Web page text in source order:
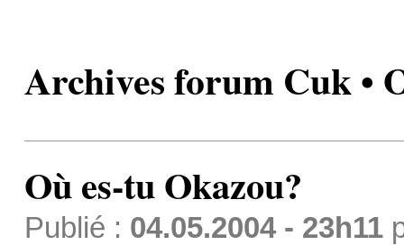
Archives forum Cuk •
Où es-tu Okazou?
Publié : 04.05.2004 - 23h11